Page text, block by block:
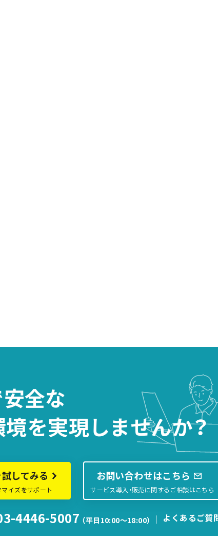
安全な
を実現しませんか？
してみる
イズをサポート
お問い合わせはこちら
サービス導入・販売に関するご相談はこちら
4446-5007 （平日10:00〜18:00） よくあるご質